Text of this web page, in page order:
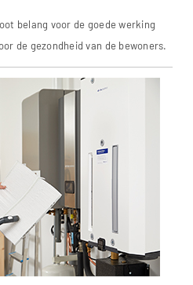
belang voor de goede werking
de gezondheid van de bewoners.